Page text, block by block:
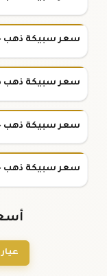
سعر سبيكة ذهب ٢٠ جرام عيار ٢٤
سعر سبيكة ذهب ٢٥ جرام عيار ٢٤
سعر سبيكة ذهب ٥٠ جرام عيار ٢٤
سعر سبيكة ذهب ١٠٠ جرام عيار ٢٤
عيار 24